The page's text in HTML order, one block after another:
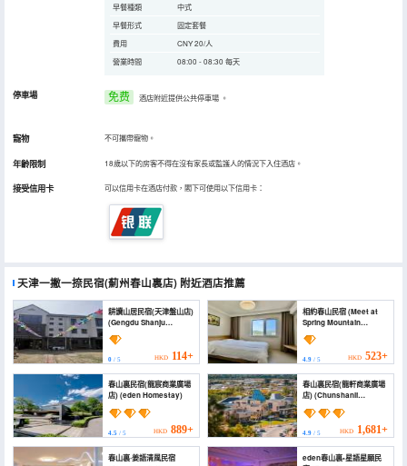
早餐種類
中式
早餐形式
固定套餐
費用
CNY 20/人
營業時間
08:00 - 08:30 每天
停車場 免费 酒店附近提供公共停車場 。
寵物 不可攜帶寵物。
年齡限制 18歲以下的房客不得在沒有家長或監護人的情況下入住酒店。
接受信用卡 可以信用卡在酒店付款，閣下可使用以下信用卡：
天津一撇一捺民宿(薊州春山裏店) 附近酒店推薦
耕讀山居民宿(天津盤山店)
(Gengdu Shanju
Guesthouse (Panshan
Branch, Tianjin）)
0 / 5 HKD 114+
相約春山民宿 (Meet at
Spring Mountain
Homestay)
4.9/ 5 HKD 523+
春山裏民宿(龍宸商業廣場
店) (eden Homestay)
4.5 / 5 HKD 889+
春山裏民宿(龍軒商業廣場
店) (Chunshanli
Commercial Plaza))
4.9/ 5 HKD 1,681+
春山裏·姜語清風民宿
eden春山裏•星語星願民